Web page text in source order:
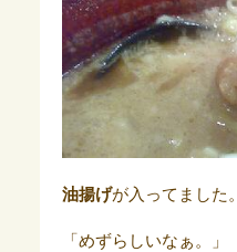
油揚げが入ってました。
「めずらしいなぁ。」